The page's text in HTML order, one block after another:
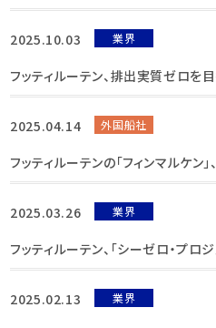
2025.10.03 業界
フッティルーテン、排出実質ゼロを
2025.04.14 外国船社
フッティルーテンの「フィンマルケン
2025.03.26 業界
フッティルーテン、「シーゼロ・プロ
2025.02.13 業界